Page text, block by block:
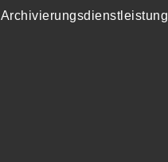
Archivierungsdienstleistung